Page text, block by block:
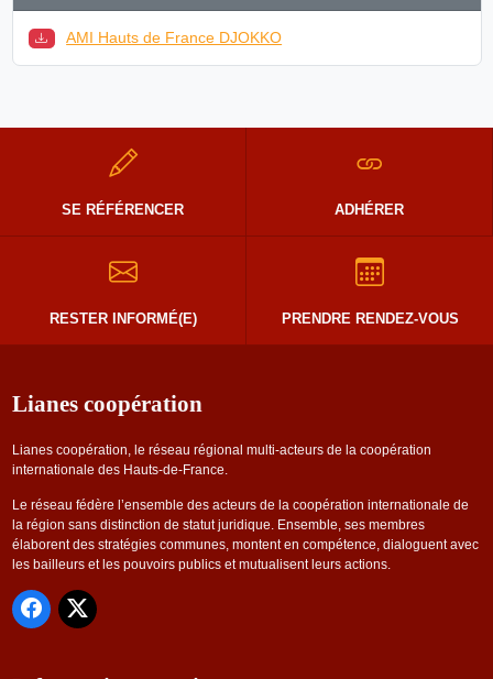
AMI Hauts de France DJOKKO
SE RÉFÉRENCER ADHÉRER
RESTER INFORMÉ(E) PRENDRE RENDEZ-VOUS
Lianes coopération
Lianes coopération, le réseau régional multi-acteurs de la coopération
internationale des Hauts-de-France.
Le réseau fédère l’ensemble des acteurs de la coopération internationale de
la région sans distinction de statut juridique. Ensemble, ses membres
élaborent des stratégies communes, montent en compétence, dialoguent avec
les bailleurs et les pouvoirs publics et mutualisent leurs actions.